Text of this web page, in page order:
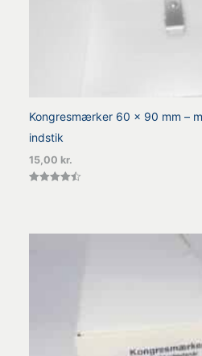
Kongresmærker 60 x 90 mm –
indstik
15,00 kr.